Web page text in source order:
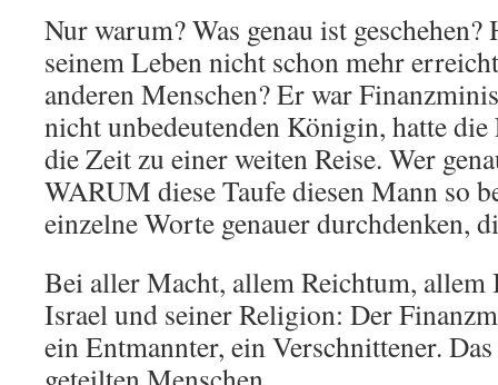
Nur warum? Was genau ist
seinem Leben nicht schon mehr
anderen Menschen? Er war
nicht unbedeutenden Königin, hatte
die Zeit zu einer weiten Reise. Wer
WARUM diese Taufe diesen Mann so
einzelne Worte genauer durchdenken,
Bei aller Macht, allem Reichtum, allem
Israel und seiner Religion: Der
ein Entmannter, ein Verschnittener.